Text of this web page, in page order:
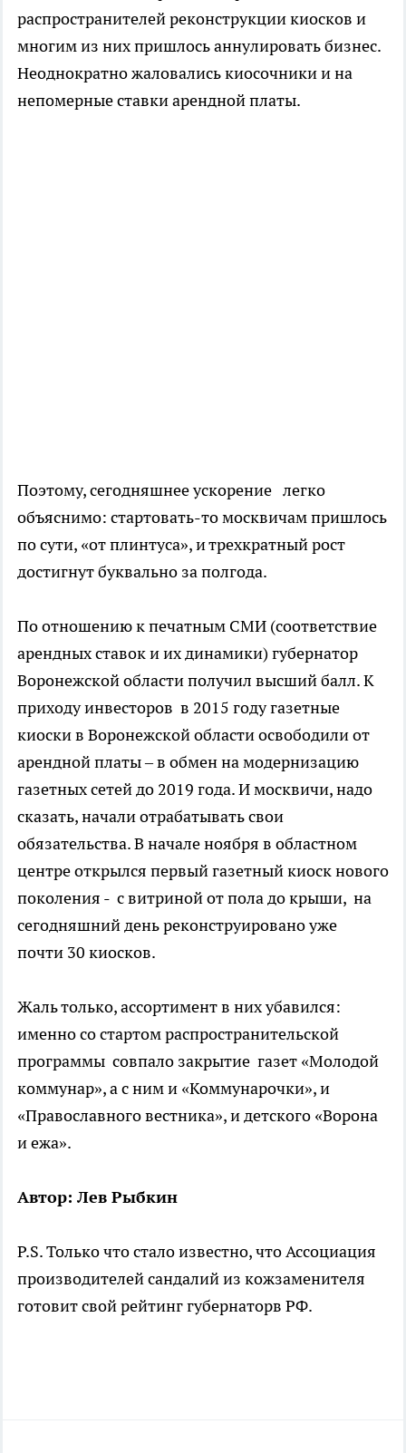
распространителей реконструкции киосков и
многим из них пришлось аннулировать бизнес.
Неоднократно жаловались киосочники и на
непомерные ставки арендной платы.
Поэтому, сегодняшнее ускорение легко
объяснимо: стартовать-то москвичам пришлось
по сути, «от плинтуса», и трехкратный рост
достигнут буквально за полгода.
По отношению к печатным СМИ (соответствие
арендных ставок и их динамики) губернатор
Воронежской области получил высший балл. К
приходу инвесторов в 2015 году газетные
киоски в Воронежской области освободили от
арендной платы – в обмен на модернизацию
газетных сетей до 2019 года. И москвичи, надо
сказать, начали отрабатывать свои
обязательства. В начале ноября в областном
центре открылся первый газетный киоск нового
поколения - с витриной от пола до крыши, на
сегодняшний день реконструировано уже
почти 30 киосков.
Жаль только, ассортимент в них убавился:
именно со стартом распространительской
программы совпало закрытие газет «Молодой
коммунар», а с ним и «Коммунарочки», и
«Православного вестника», и детского «Ворона
и ежа».
Автор: Лев Рыбкин
P.S. Только что стало известно, что Ассоциация
производителей сандалий из кожзаменителя
готовит свой рейтинг губернаторв РФ.